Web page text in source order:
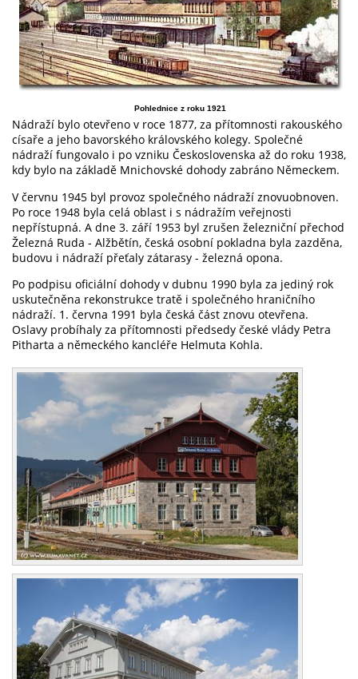
Pohlednice z roku 1921
Nádraží bylo otevřeno v roce 1877, za přítomnosti rakouského
císaře a jeho bavorského královského kolegy. Společné
nádraží fungovalo i po vzniku Československa až do roku 1938,
kdy bylo na základě Mnichovské dohody zabráno Německem.
V červnu 1945 byl provoz společného nádraží znovuobnoven.
Po roce 1948 byla celá oblast i s nádražím veřejnosti
nepřístupná. A dne 3. září 1953 byl zrušen železniční přechod
Železná Ruda - Alžbětín, česká osobní pokladna byla zazděna,
budovu i nádraží přeťaly zátarasy - železná opona.
Po podpisu oficiální dohody v dubnu 1990 byla za jediný rok
uskutečněna rekonstrukce tratě i společného hraničního
nádraží. 1. června 1991 byla česká část znovu otevřena.
Oslavy probíhaly za přítomnosti předsedy české vlády Petra
Pitharta a německého kancléře Helmuta Kohla.